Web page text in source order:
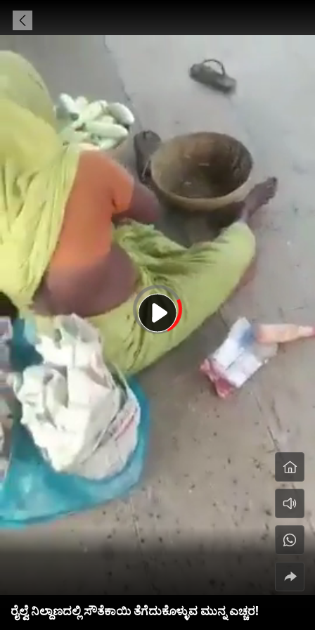
ರೈಲ್ವೆ ನಿಲ್ದಾಣದಲ್ಲಿ ಸೌತೆಕಾಯಿ ತೆಗೆದುಕೊಳ್ಳುವ ಮುನ್ನ ಎಚ್ಚರ!